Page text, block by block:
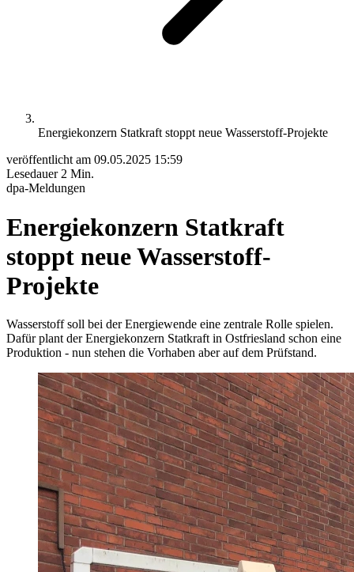
Energiekonzern Statkraft stoppt neue Wasserstoff-Projekte
veröffentlicht am 09.05.2025 15:59
Lesedauer 2 Min.
dpa-Meldungen
Energiekonzern Statkraft
stoppt neue Wasserstoff-
Projekte
Wasserstoff soll bei der Energiewende eine zentrale Rolle spielen.
Dafür plant der Energiekonzern Statkraft in Ostfriesland schon eine
Produktion - nun stehen die Vorhaben aber auf dem Prüfstand.